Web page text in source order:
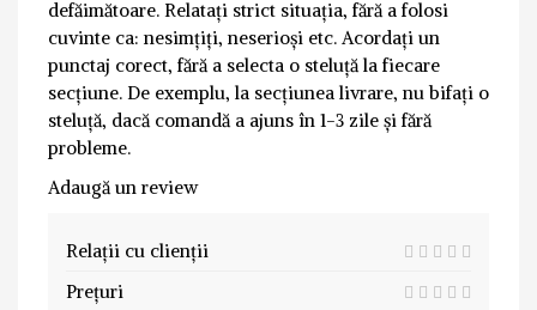
defăimătoare. Relatați strict situația, fără a folosi
cuvinte ca: nesimțiți, neserioși etc. Acordați un
punctaj corect, fără a selecta o steluță la fiecare
secțiune. De exemplu, la secțiunea livrare, nu bifați o
steluță, dacă comandă a ajuns în 1-3 zile și fără
probleme.
Adaugă un review
Relații cu clienții
Prețuri